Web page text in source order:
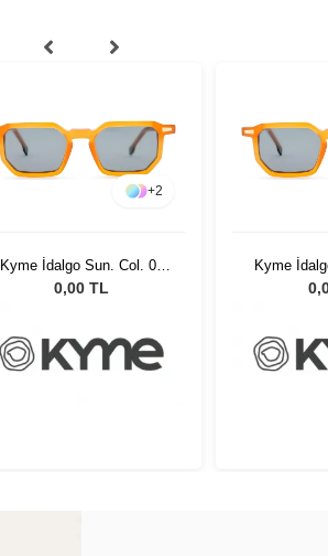
+2
Kyme İdalgo Sun. Col. 05
Unisex Güneş Gözlüğü
0,00 TL
Kyme
Unisex